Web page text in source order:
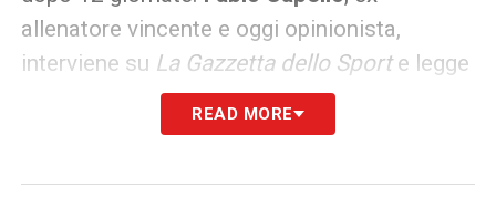
allenatore vincente e oggi opinionista,
interviene su La Gazzetta dello Sporte legge
l’attuale situazione.
EQUILIBRIO IN VETTA–«Sinora regna
READ MORE